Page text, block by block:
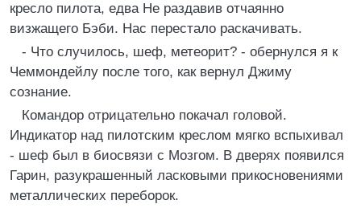
кресло пилота, едва Не раздавив отчаянно
визжащего Бэби. Нас перестало раскачивать.
- Что случилось, шеф, метеорит? - обернулся я к
Чеммондейлу после того, как вернул Джиму
сознание.
Командор отрицательно покачал головой.
Индикатор над пилотским креслом мягко вспыхивал
- шеф был в биосвязи с Мозгом. В дверях появился
Гарин, разукрашенный ласковыми прикосновениями
металлических переборок.